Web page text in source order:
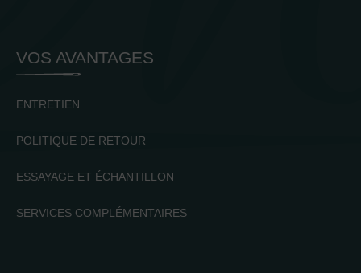
VOS AVANTAGES
ENTRETIEN
POLITIQUE DE RETOUR
ESSAYAGE ET ÉCHANTILLON
SERVICES COMPLÉMENTAIRES